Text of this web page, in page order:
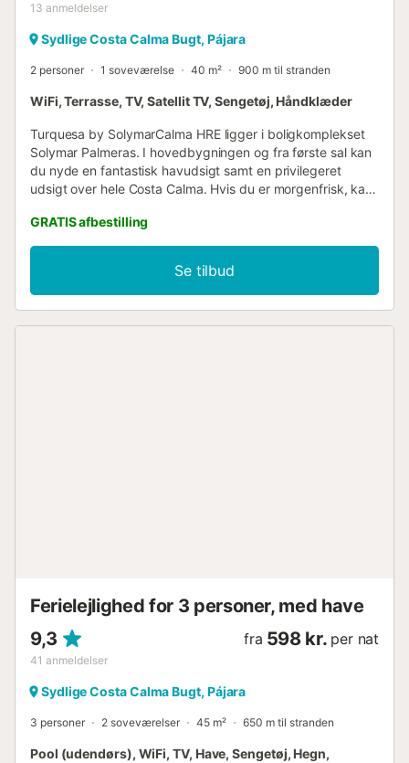
13 anmeldelser
Sydlige Costa Calma Bugt, Pájara
2 personer 1 soveværelse 40 m² 900 m til stranden
WiFi, Terrasse, TV, Satellit TV, Sengetøj, Håndklæder
Turquesa by SolymarCalma HRE ligger i boligkomplekset
Solymar Palmeras. I hovedbygningen og fra første sal kan
du nyde en fantastisk havudsigt samt en privilegeret
udsigt over hele Costa Calma. Hvis du er morgenfrisk, kan
tiden bliver magisk. Lejligheden er meget smagfuldt
indrettet, og det kan ses fra det øjeblik, du træder ind.
Turquesa er fyldt med detaljer og fordeler sig med et
master bedroom med dobbeltseng på 1,35 m og ventilator,
et fuldt udstyret badeværelse med dæmpbar belysning og
GRATIS afbestilling
Se tilbud
Ferielejlighed for 3 personer, med have
9,3
41 anmeldelser
fra 598 kr. per nat
Sydlige Costa Calma Bugt, Pájara
3 personer 2 soveværelser 45 m² 650 m til stranden
Pool (udendørs), WiFi, TV, Have, Sengetøj, Hegn,